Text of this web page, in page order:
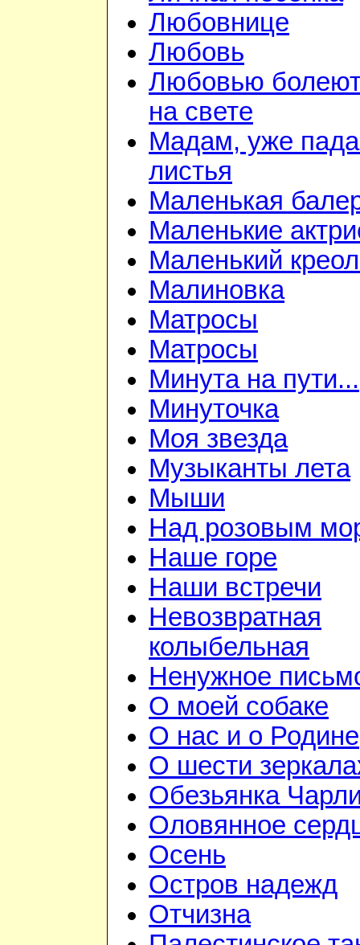
Любовнице
Любовь
Любовью
на свете
Мадам, уже
листья
Маленькая
Маленькие
Маленький
Малиновка
Матросы
Матросы
Минута на пути...
Минуточка
Моя звезда
Музыканты лета
Мыши
Над розовым
Наше горе
Наши встречи
Невозвратная
колыбельная
Ненужное
О моей собаке
О нас и о Родине
О шести
Обезьянка
Оловянное
Осень
Остров надежд
Отчизна